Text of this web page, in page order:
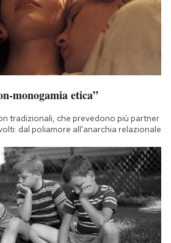
monogamia etica”
tradizionali, che prevedono più partner
dal poliamore all'anarchia relazionale